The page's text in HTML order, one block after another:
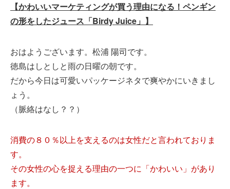
【かわいいマーケティングが買う理由になる！ペンギン
の形をしたジュース「Birdy Juice」】
おはようございます。松浦 陽司です。
徳島はしとしと雨の日曜の朝です。
だから今日は可愛いパッケージネタで爽やかにいきまし
ょう。
（脈絡はなし？？）
消費の８０％以上を支えるのは女性だと言われておりま
す。
その女性の心を捉える理由の一つに「かわいい」があり
ます。